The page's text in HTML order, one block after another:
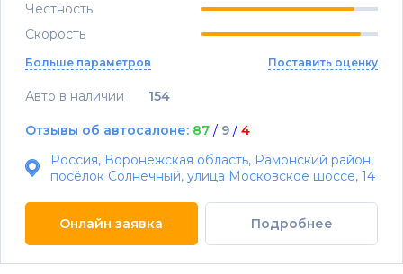
Честность
Скорость
Больше параметров Поставить оценку
Авто в наличии 154
Отзывы об автосалоне: 87 / 9 / 4
Россия, Воронежская область, Рамонский район,
посёлок Солнечный, улица Московское шоссе, 14
Онлайн заявка Подробнее